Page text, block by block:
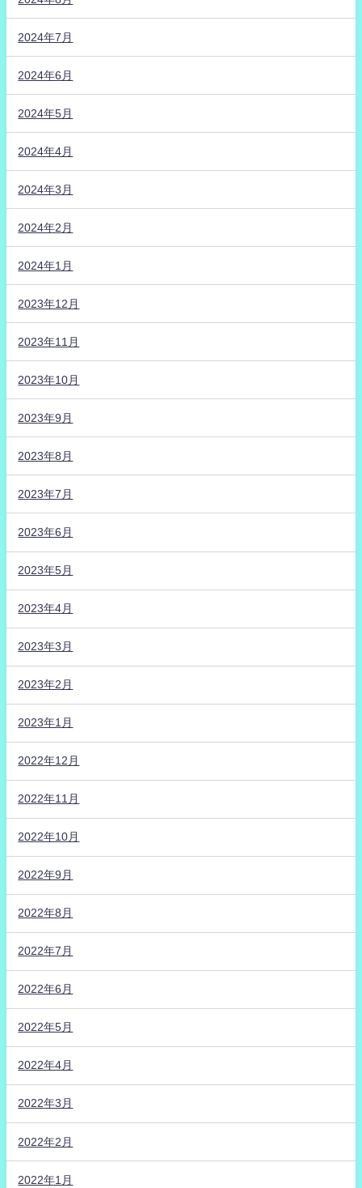
2024年7月
2024年6月
2024年5月
2024年4月
2024年3月
2024年2月
2024年1月
2023年12月
2023年11月
2023年10月
2023年9月
2023年8月
2023年7月
2023年6月
2023年5月
2023年4月
2023年3月
2023年2月
2023年1月
2022年12月
2022年11月
2022年10月
2022年9月
2022年8月
2022年7月
2022年6月
2022年5月
2022年4月
2022年3月
2022年2月
2022年1月